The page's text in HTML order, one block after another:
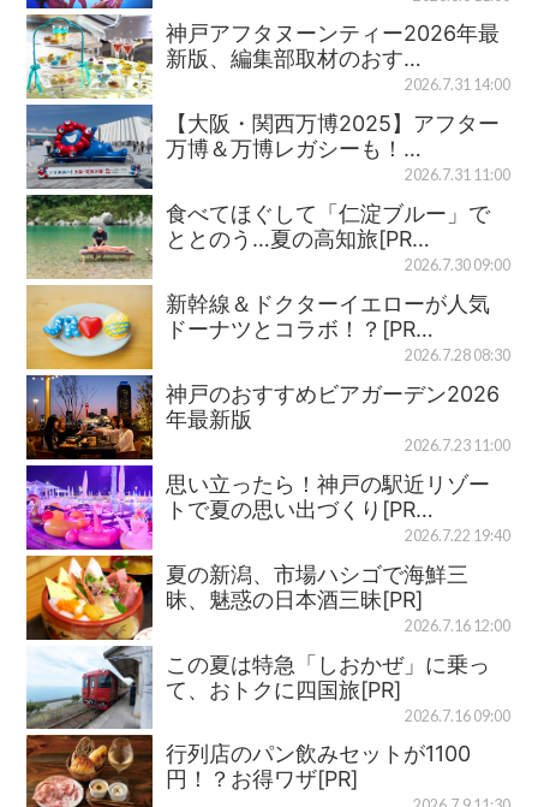
神戸アフタヌーンティー2026年最
新版、編集部取材のおす…
2026.7.31 14:00
【大阪・関西万博2025】アフター
万博＆万博レガシーも！…
2026.7.31 11:00
食べてほぐして「仁淀ブルー」で
ととのう…夏の高知旅[PR…
2026.7.30 09:00
新幹線＆ドクターイエローが人気
ドーナツとコラボ！？[PR…
2026.7.28 08:30
神戸のおすすめビアガーデン2026
年最新版
2026.7.23 11:00
思い立ったら！神戸の駅近リゾー
トで夏の思い出づくり[PR…
2026.7.22 19:40
夏の新潟、市場ハシゴで海鮮三
昧、魅惑の日本酒三昧[PR]
2026.7.16 12:00
この夏は特急「しおかぜ」に乗っ
て、おトクに四国旅[PR]
2026.7.16 09:00
行列店のパン飲みセットが1100
円！？お得ワザ[PR]